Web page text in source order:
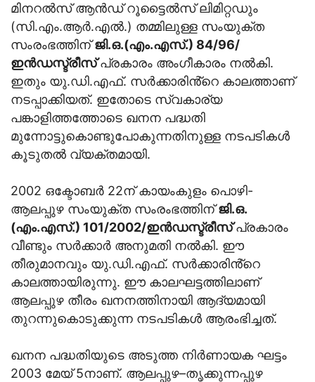
മിനറൽസ് ആൻ‍ഡ് റൂട്ടൈൽസ് ലിമിറ്റഡും
(സി.എം.ആർ.എൽ.) തമ്മിലുള്ള സംയുക്ത
സംരംഭത്തിന്ജി.ഒ.(എം.എസ്.) 84/96/
ഇൻഡസ്ട്രീസ്പ്രകാരം അംഗീകാരം നൽകി.
ഇതും യു.ഡി.എഫ്. സർക്കാരിൻ്റെ കാലത്താണ്
നടപ്പാക്കിയത്. ഇതോടെ സ്വകാര്യ
പങ്കാളിത്തത്തോടെ ഖനന പദ്ധതി
മുന്നോട്ടുകൊണ്ടുപോകുന്നതിനുള്ള നടപടികൾ
കൂടുതൽ വ്യക്തമായി.
2002 ഒക്ടോബർ 22ന് കായംകുളം പൊഴി-
ആലപ്പുഴ സംയുക്ത സംരംഭത്തിന്ജി.ഒ.
(എം.എസ്.) 101/2002/ഇൻഡസ്ട്രീസ്പ്രകാരം
വീണ്ടും സർക്കാർ അനുമതി നൽകി. ഈ
തീരുമാനവും യു.ഡി.എഫ്. സർക്കാരിൻ്റെ
കാലത്തായിരുന്നു. ഈ കാലഘട്ടത്തിലാണ്
ആലപ്പുഴ തീരം ഖനനത്തിനായി ആദ്യമായി
തുറന്നുകൊടുക്കുന്ന നടപടികൾ ആരംഭിച്ചത്.
ഖനന പദ്ധതിയുടെ അടുത്ത നിർണായക ഘട്ടം
2003 മേയ് 5നാണ്. ആലപ്പുഴ–തൃക്കുന്നപ്പുഴ